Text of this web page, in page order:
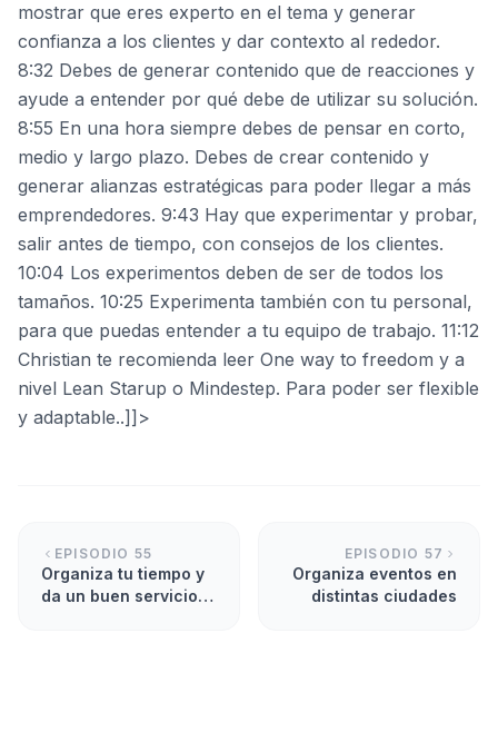
mostrar que eres experto en el tema y generar
confianza a los clientes y dar contexto al rededor.
8:32 Debes de generar contenido que de reacciones y
ayude a entender por qué debe de utilizar su solución.
8:55 En una hora siempre debes de pensar en corto,
medio y largo plazo. Debes de crear contenido y
generar alianzas estratégicas para poder llegar a más
emprendedores. 9:43 Hay que experimentar y probar,
salir antes de tiempo, con consejos de los clientes.
10:04 Los experimentos deben de ser de todos los
tamaños. 10:25 Experimenta también con tu personal,
para que puedas entender a tu equipo de trabajo. 11:12
Christian te recomienda leer One way to freedom y a
nivel Lean Starup o Mindestep. Para poder ser flexible
y adaptable..]]>
EPISODIO 55
Organiza tu tiempo y
da un buen servicio al
EPISODIO 57
Organiza eventos en
distintas ciudades